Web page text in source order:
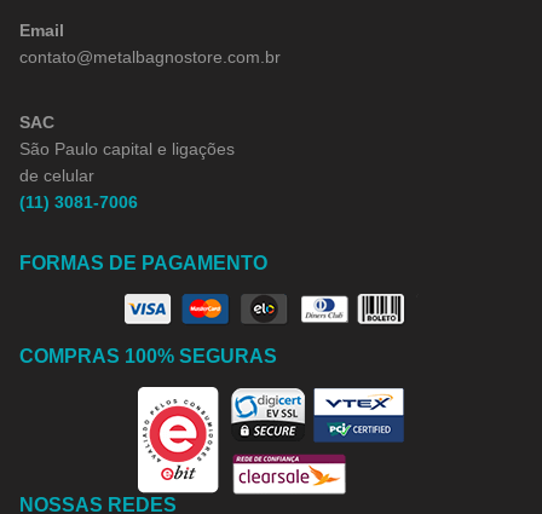
Email
contato@metalbagnostore.com.br
SAC
São Paulo capital e ligações
de celular
(11) 3081-7006
FORMAS DE PAGAMENTO
COMPRAS 100% SEGURAS
NOSSAS REDES